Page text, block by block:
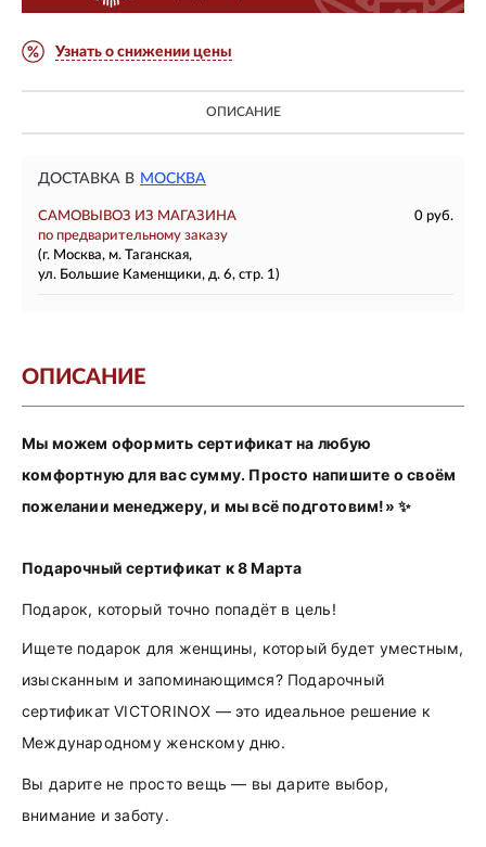
Узнать о снижении цены
ОПИСАНИЕ
ДОСТАВКА В МОСКВА
САМОВЫВОЗ ИЗ МАГАЗИНА
0 руб.
по предварительному заказу
(г. Москва, м. Таганская,
ул. Большие Каменщики, д. 6, стр. 1)
ОПИСАНИЕ
Мы можем оформить сертификат на любую
комфортную для вас сумму. Просто напишите о своём
пожелании менеджеру, и мы всё подготовим!» ✨
Подарочный сертификат к 8 Марта
Подарок, который точно попадёт в цель!
Ищете подарок для женщины, который будет уместным,
изысканным и запоминающимся? Подарочный
сертификат VICTORINOX — это идеальное решение к
Международному женскому дню.
Вы дарите не просто вещь — вы дарите выбор,
внимание и заботу.